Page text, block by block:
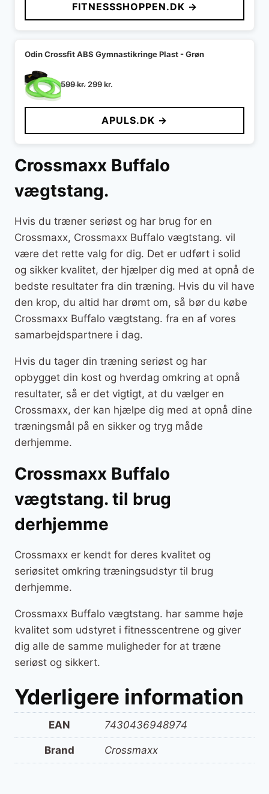
var:
2.499 kr..
er:
1.799 kr..
FITNESSSHOPPEN.DK →
Odin Crossfit ABS Gymnastikringe Plast - Grøn
599kr. Den
pris
599 kr..
299kr.
pris
er:
299 kr..
APULS.DK →
Crossmaxx Buffalo
vægtstang.
Hvis du træner seriøst og har brug for en
Crossmaxx, Crossmaxx Buffalo vægtstang. vil
være det rette valg for dig. Det er udført i solid
og sikker kvalitet, der hjælper dig med at opnå de
bedste resultater fra din træning. Hvis du vil have
den krop, du altid har drømt om, så bør du købe
Crossmaxx Buffalo vægtstang. fra en af vores
samarbejdspartnere i dag.
Hvis du tager din træning seriøst og har
opbygget din kost og hverdag omkring at opnå
resultater, så er det vigtigt, at du vælger en
Crossmaxx, der kan hjælpe dig med at opnå dine
træningsmål på en sikker og tryg måde
derhjemme.
Crossmaxx Buffalo
vægtstang. til brug
derhjemme
Crossmaxx er kendt for deres kvalitet og
seriøsitet omkring træningsudstyr til brug
derhjemme.
Crossmaxx Buffalo vægtstang. har samme høje
kvalitet som udstyret i fitnesscentrene og giver
dig alle de samme muligheder for at træne
seriøst og sikkert.
Yderligere information
EAN 7430436948974
Brand Crossmaxx